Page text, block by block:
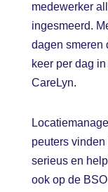
medewerker
ingesmeerd.
dagen smeren
keer per dag
CareLyn.
peuters vinden
serieus en
ook op de